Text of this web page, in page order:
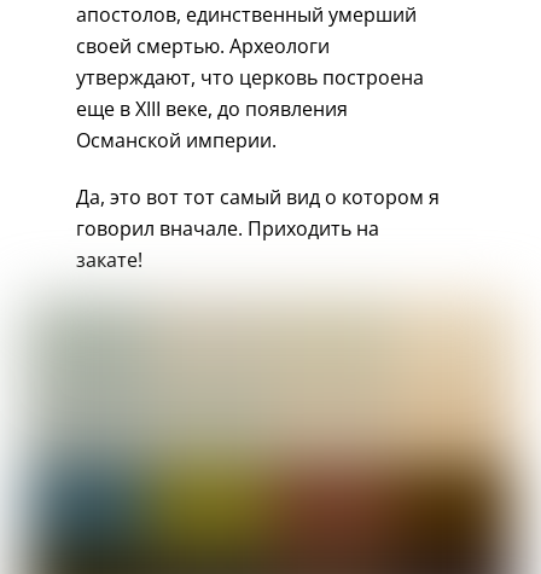
апостолов, единственный умерший
своей смертью. Археологи
утверждают, что церковь построена
еще в XIII веке, до появления
Османской империи.
Да, это вот тот самый вид о котором я
говорил вначале. Приходить на
закате!